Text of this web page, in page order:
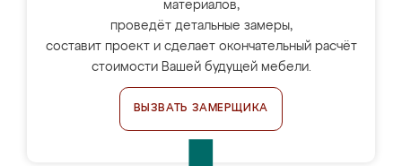
материалов,
проведёт детальные замеры,
составит проект и сделает окончательный расчёт
стоимости Вашей будущей мебели.
ВЫЗВАТЬ ЗАМЕРЩИКА